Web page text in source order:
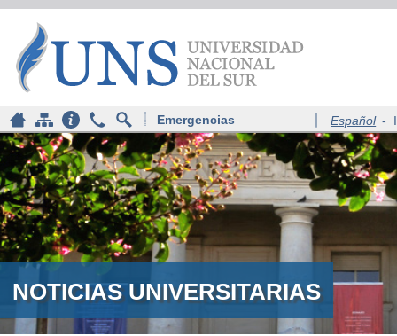
Emergencias Español -
NOTICIAS UNIVERSITARIAS